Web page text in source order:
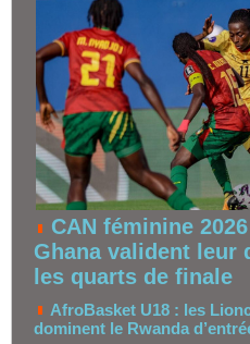
CAN féminine
Ghana valident leur
les quarts de finale
AfroBasket U18 : les
dominent le Rwanda